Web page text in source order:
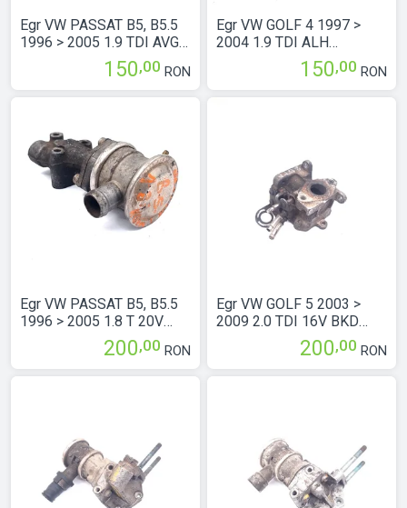
Egr VW PASSAT B5, B5.5
1996 > 2005 1.9 TDI AVG
Motorina 028131501E
150,00 RON
Egr VW PASSAT B5, B5.5
1996 > 2005 1.8 T 20V
AWT Benzina 06B131817E
200,00 RON
Egr VW GOLF 4 1997 >
2004 1.9 TDI ALH
Motorina 038131501E
150,00 RON
Egr VW GOLF 5 2003 >
2009 2.0 TDI 16V BKD
Motorina 103557
200,00 RON